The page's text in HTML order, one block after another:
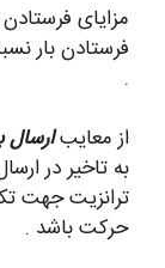
مزایای
فرستادن بار
.
از معایبارسال
به تاخیر در
ترانزیت جهت
حرکت باشد .